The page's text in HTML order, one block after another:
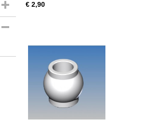
€ 2,90